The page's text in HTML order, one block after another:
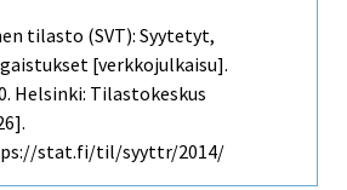
tilasto (SVT): Syytetyt,
[verkkojulkaisu].
Helsinki: Tilastokeskus
stat.fi/til/syyttr/2014/